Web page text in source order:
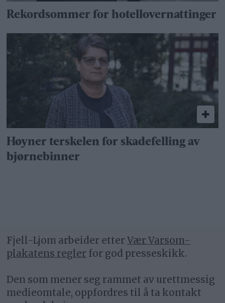
Rekordsommer for hotellovernattinger
Høyner terskelen for skadefelling av
bjørnebinner
Fjell-Ljom arbeider etterVær Varsom-
plakatens regler for god presseskikk.
Den som mener seg rammet av urettmessig
medieomtale, oppfordres til å ta kontakt